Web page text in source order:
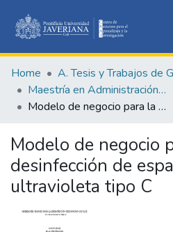
&
Home A. Tesis y Trabajos de
Maestría en Administración de Empresas
Modelo de negocio para la desinfección de espacios con luz ultravioleta tipo C
Modelo de negocio
desinfección de
ultravioleta tipo C